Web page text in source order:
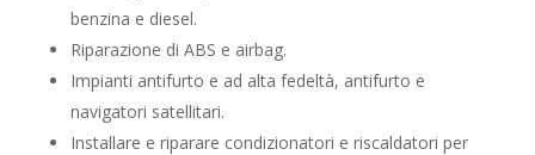
benzina e diesel.
Riparazione di ABS e airbag.
Impianti antifurto e ad alta fedeltà, antifurto e
navigatori satellitari.
Installare e riparare condizionatori e riscaldatori per